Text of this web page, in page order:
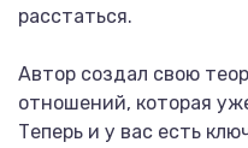
расстаться.
Автор создал свою
отношений, которая
Теперь и у вас есть